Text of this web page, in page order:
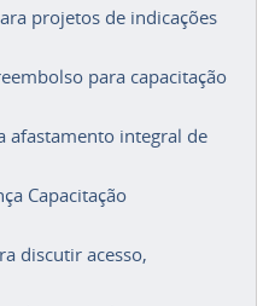
para capacitação
de reembolso para